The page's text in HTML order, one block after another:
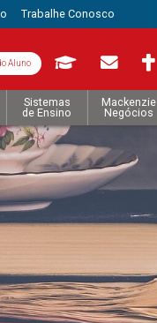
Trabalhe Conosco
Aluno
Sistemas
de Ensino
Mackenzie
Negócios